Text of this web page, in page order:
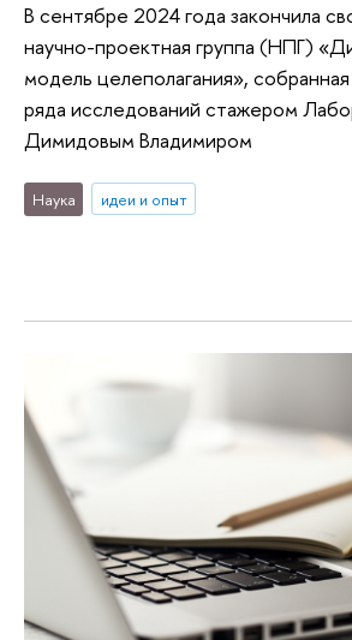
В сентябре 2024 года закончила
научно-проектная группа (НПГ)
модель целеполагания»,
ряда исследований стажером
Димидовым Владимиром
Наука идеи и опыт